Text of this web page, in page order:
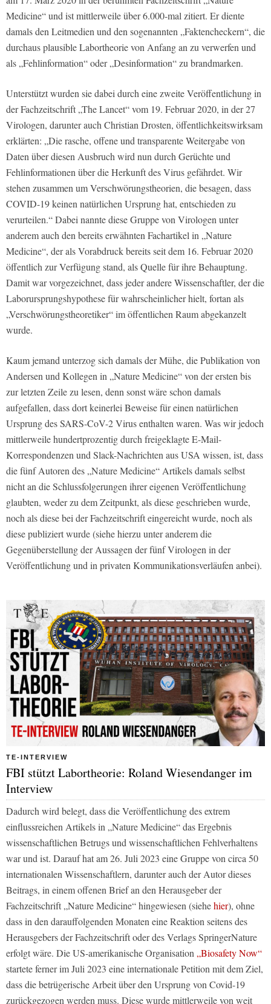
Medicine“ und ist mittlerweile über 6.000-mal zitiert. Er diente
damals den Leitmedien und den sogenannten „Faktencheckern“, die
durchaus plausible Labortheorie von Anfang an zu verwerfen und
als „Fehlinformation“ oder „Desinformation“ zu brandmarken.
Unterstützt wurden sie dabei durch eine zweite Veröffentlichung in
der Fachzeitschrift „The Lancet“ vom 19. Februar 2020, in der 27
Virologen, darunter auch Christian Drosten, öffentlichkeitswirksam
erklärten: „Die rasche, offene und transparente Weitergabe von
Daten über diesen Ausbruch wird nun durch Gerüchte und
Fehlinformationen über die Herkunft des Virus gefährdet. Wir
stehen zusammen um Verschwörungstheorien, die besagen, dass
COVID-19 keinen natürlichen Ursprung hat, entschieden zu
verurteilen.“ Dabei nannte diese Gruppe von Virologen unter
anderem auch den bereits erwähnten Fachartikel in „Nature
Medicine“, der als Vorabdruck bereits seit dem 16. Februar 2020
öffentlich zur Verfügung stand, als Quelle für ihre Behauptung.
Damit war vorgezeichnet, dass jeder andere Wissenschaftler, der die
Laborursprungshypothese für wahrscheinlicher hielt, fortan als
„Verschwörungstheoretiker“ im öffentlichen Raum abgekanzelt
wurde.
Kaum jemand unterzog sich damals der Mühe, die Publikation von
Andersen und Kollegen in „Nature Medicine“ von der ersten bis
zur letzten Zeile zu lesen, denn sonst wäre schon damals
aufgefallen, dass dort keinerlei Beweise für einen natürlichen
Ursprung des SARS-CoV-2 Virus enthalten waren. Was wir jedoch
mittlerweile hundertprozentig durch freigeklagte E-Mail-
Korrespondenzen und Slack-Nachrichten aus USA wissen, ist, dass
die fünf Autoren des „Nature Medicine“ Artikels damals selbst
nicht an die Schlussfolgerungen ihrer eigenen Veröffentlichung
glaubten, weder zu dem Zeitpunkt, als diese geschrieben wurde,
noch als diese bei der Fachzeitschrift eingereicht wurde, noch als
diese publiziert wurde (siehe hierzu unter anderem die
Gegenüberstellung der Aussagen der fünf Virologen in der
Veröffentlichung und in privaten Kommunikationsverläufen anbei).
TE-INTERVIEW
FBI stützt Labortheorie: Roland Wiesendanger im
Interview
Dadurch wird belegt, dass die Veröffentlichung des extrem
einflussreichen Artikels in „Nature Medicine“ das Ergebnis
wissenschaftlichen Betrugs und wissenschaftlichen Fehlverhaltens
war und ist. Darauf hat am 26. Juli 2023 eine Gruppe von circa 50
internationalen Wissenschaftlern, darunter auch der Autor dieses
Beitrags, in einem offenen Brief an den Herausgeber der
Fachzeitschrift „Nature Medicine“ hingewiesen (siehehier), ohne
dass in den darauffolgenden Monaten eine Reaktion seitens des
Herausgebers der Fachzeitschrift oder des Verlags SpringerNature
erfolgt wäre. Die US-amerikanische Organisation „Biosafety Now“
startete ferner im Juli 2023 eine internationale Petition mit dem Ziel,
dass die betrügerische Arbeit über den Ursprung von Covid-19
zurückgezogen werden muss. Diese wurde mittlerweile von weit